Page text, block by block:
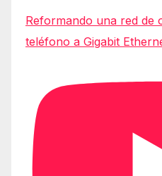
Reformando una red de
teléfono a Gigabit